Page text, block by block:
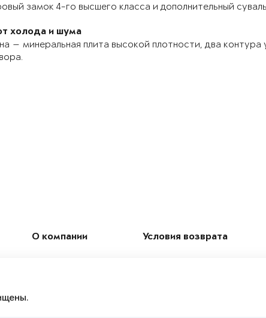
замок 4-го высшего класса и дополнительный
холода и шума
— минеральная плита высокой плотности, два контура
О компании Условия возврата